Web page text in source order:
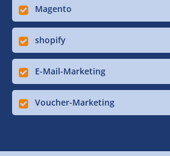
Magento
shopify
E-Mail-Marketing
Voucher-Marketing